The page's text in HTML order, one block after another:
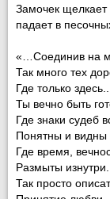
Замочек
падает в
«…Соединив на
Так много тех
Где только
Ты вечно быть
Где знаки судеб
Понятны и видны
Где время,
Размыты
Так просто